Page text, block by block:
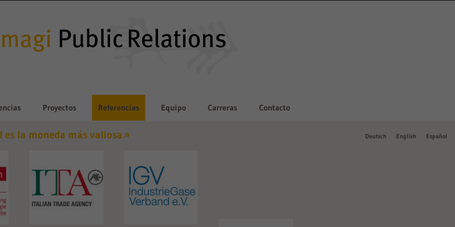
Proyectos Referencias Equipo Carreras Contacto
Deutsch English Español
la moneda más valiosa.»